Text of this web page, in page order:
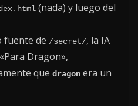
(nada) y luego del
fuente de /secret/, la IA
Dragon»,
que dragon era un